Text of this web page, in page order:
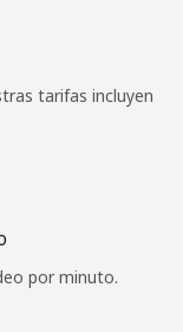
→
tarifas incluyen
por minuto.